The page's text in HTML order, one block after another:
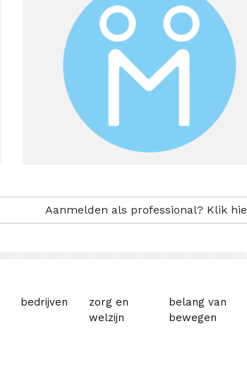
Aanmelden als professional? Klik
bedrijven
zorg en
welzijn
belang van
bewegen